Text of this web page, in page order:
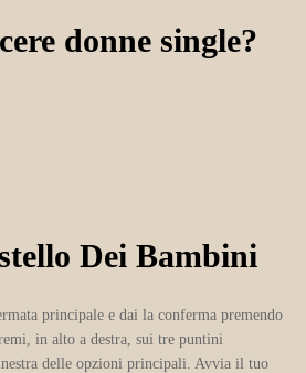
donne single?
Dei Bambini
principale e dai la conferma premendo
in alto a destra, sui tre puntini
delle opzioni principali. Avvia il tuo